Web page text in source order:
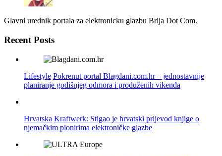
Glavni urednik portala za elektronicku glazbu Brija Dot Com.
Recent Posts
Lifestyle Pokrenut portal Blagdani.com.hr – jednostavnije
planiranje godišnjeg odmora i produženih vikenda
Hrvatska Kraftwerk: Stigao je hrvatski prijevod knjige o
njemačkim pionirima elektroničke glazbe